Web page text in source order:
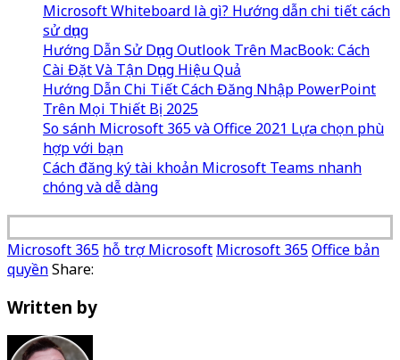
Microsoft Whiteboard là gì? Hướng dẫn chi tiết cách
sử dụng
Hướng Dẫn Sử Dụng Outlook Trên MacBook: Cách
Cài Đặt Và Tận Dụng Hiệu Quả
Hướng Dẫn Chi Tiết Cách Đăng Nhập PowerPoint
Trên Mọi Thiết Bị 2025
So sánh Microsoft 365 và Office 2021 Lựa chọn phù
hợp với bạn
Cách đăng ký tài khoản Microsoft Teams nhanh
chóng và dễ dàng
Microsoft 365 hỗ trợ Microsoft Microsoft 365Office bản
quyềnShare:
Written by